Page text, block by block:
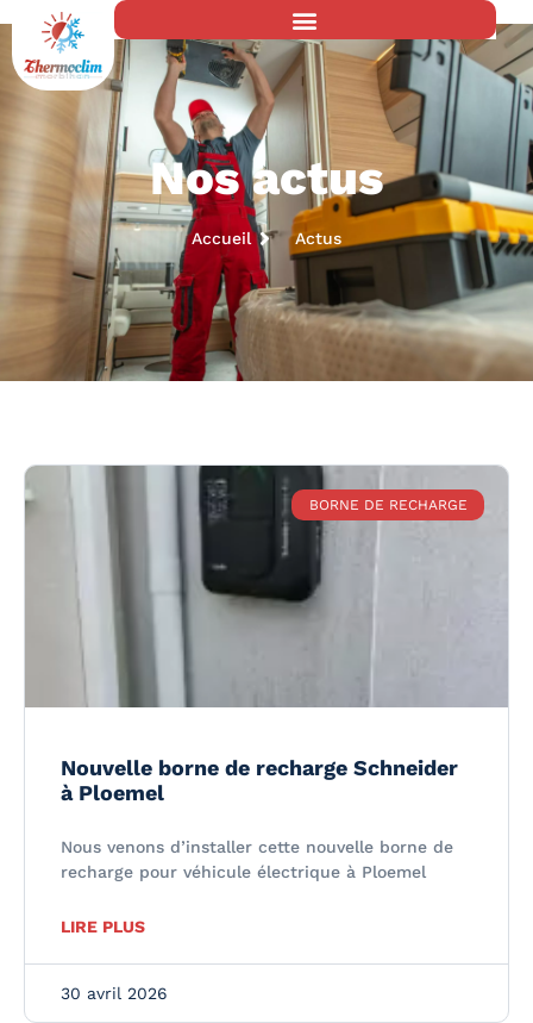
Nos actus
Accueil Actus
BORNE DE RECHARGE
Nouvelle borne de recharge Schneider
à Ploemel
Nous venons d’installer cette nouvelle borne de
recharge pour véhicule électrique à Ploemel
LIRE PLUS
30 avril 2026